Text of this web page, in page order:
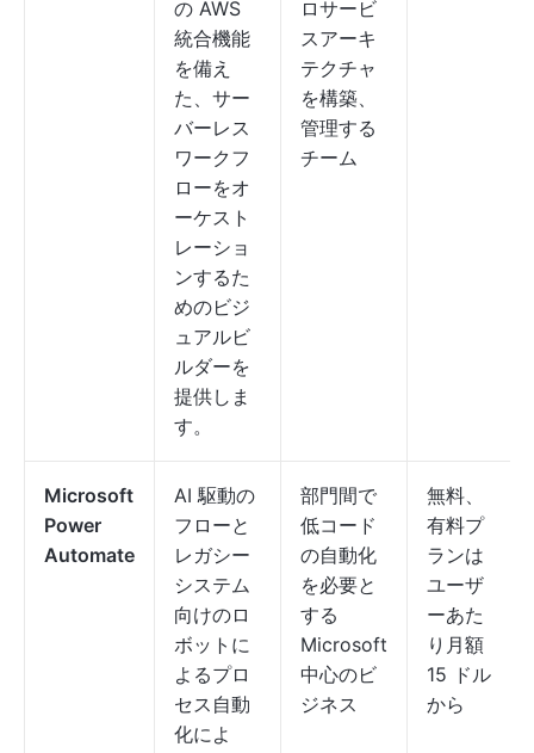
の AWS
統合機能
を備え
た、サー
バーレス
ワークフ
ローをオ
ーケスト
レーショ
ンするた
めのビジ
ュアルビ
ルダーを
提供しま
す。
ロサービ
スアーキ
テクチャ
を構築、
管理する
チーム
Microsoft
Power
Automate
AI 駆動の
フローと
レガシー
システム
向けのロ
ボットに
よるプロ
セス自動
化によ
部門間で
低コード
の自動化
を必要と
する
Microsoft
中心のビ
ジネス
無料、
有料プ
ランは
ユーザ
ーあた
り月額
15 ドル
から